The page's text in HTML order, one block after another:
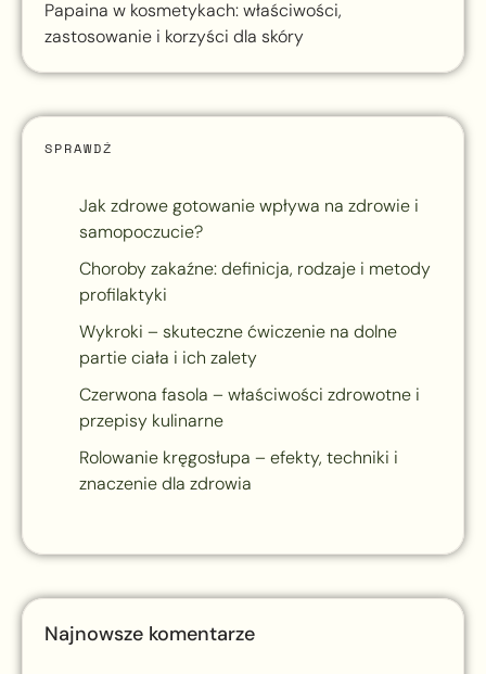
Papaina w kosmetykach: właściwości,
zastosowanie i korzyści dla skóry
SPRAWDŹ
Jak zdrowe gotowanie wpływa na zdrowie i
samopoczucie?
Choroby zakaźne: definicja, rodzaje i metody
profilaktyki
Wykroki – skuteczne ćwiczenie na dolne
partie ciała i ich zalety
Czerwona fasola – właściwości zdrowotne i
przepisy kulinarne
Rolowanie kręgosłupa – efekty, techniki i
znaczenie dla zdrowia
Najnowsze komentarze